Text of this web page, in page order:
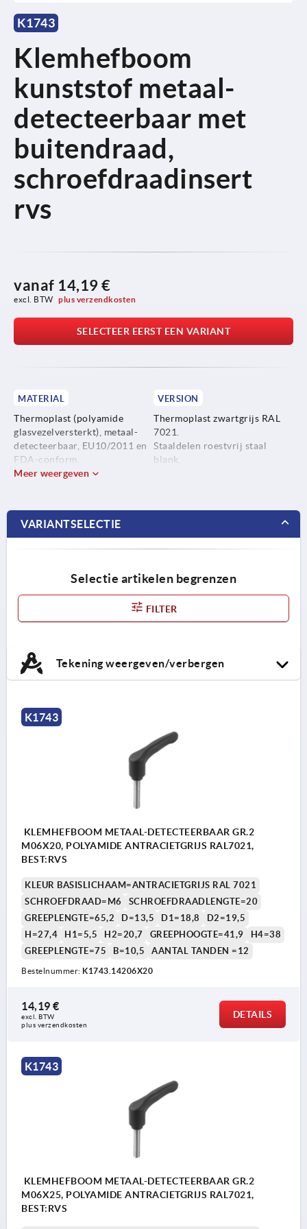
K1743
Klemhefboom
kunststof metaal-
detecteerbaar met
buitendraad,
schroefdraadinsert
rvs
vanaf 14,19 €
excl. BTW plus verzendkosten
SELECTEER EERST EEN VARIANT
MATERIAL
Thermoplast (polyamide
glasvezelversterkt), metaal-
detecteerbaar, EU10/2011 en
FDA-conform.
VERSION
Thermoplast zwartgrijs RAL
7021.
Staaldelen roestvrij staal
blank.
Meer weergeven
VARIANTSELECTIE
Selectie artikelen begrenzen
FILTER
Tekening weergeven/verbergen
K1743
KLEMHEFBOOM METAAL-DETECTEERBAAR GR.2
M06X20, POLYAMIDE ANTRACIETGRIJS RAL7021,
BEST:RVS
KLEUR BASISLICHAAM=ANTRACIETGRIJS RAL 7021
SCHROEFDRAAD=M6
SCHROEFDRAADLENGTE=20
GREEPLENGTE=65,2
D=13,5 D1=18,8
D2=19,5
H=27,4
H1=5,5 H2=20,7 GREEPHOOGTE=41,9
H4=38
GREEPLENGTE=75
B=10,5 AANTAL TANDEN =12
Bestelnummer: K1743.14206X20
14,19 €
excl. BTW
plus verzendkosten
DETAILS
K1743
KLEMHEFBOOM METAAL-DETECTEERBAAR GR.2
M06X25, POLYAMIDE ANTRACIETGRIJS RAL7021,
BEST:RVS